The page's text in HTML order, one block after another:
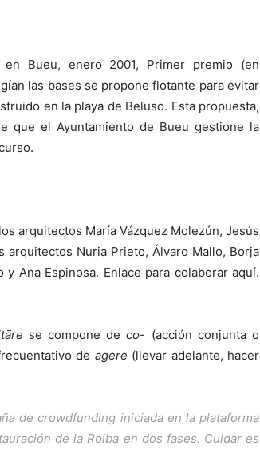
Bueu, enero 2001, Primer premio (en
las bases se propone flotante para evitar
en la playa de Beluso. Esta propuesta,
que el Ayuntamiento de Bueu gestione la
arquitectos María Vázquez Molezún, Jesús
arquitectos Nuria Prieto, Álvaro Mallo, Borja
Ana Espinosa. Enlace para colaborar aquí.
se compone deco- (acción conjunta o
de agere (llevar adelante, hacer
de crowdfunding iniciada en la plataforma
de la Roiba en dos fases. Cuidar es